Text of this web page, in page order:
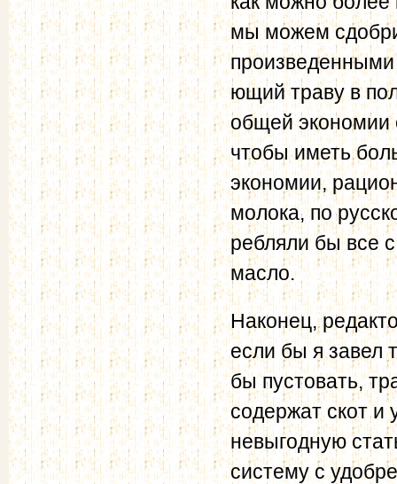
мы можем
ющий траву в
общей эко­номии
чтобы иметь
экономии,
молока, по
ребляли бы все
масло.
Наконец,
если бы я завел
бы пустовать,
содержат скот и
невыгодную
систему с